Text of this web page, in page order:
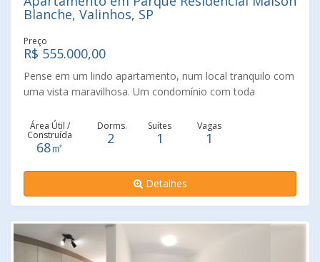
Blanche, Valinhos, SP
Preço
R$ 555.000,00
Pense em um lindo apartamento, num local tranquilo com
uma vista maravilhosa. Um condomínio com toda
apartamento moderno, repleto de planejados modernos e
de excelente bom gosto. Com varanda, muito amplo e
arejado. Localização excelente entre Valinhos e Vinhedo.
Agende sua visita e conheça esse belo apartamento.
Área Útil /
Construída
68㎡
Dorms.
2
Suítes
1
Vagas
1
Detalhes